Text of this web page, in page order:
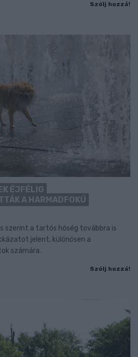
Szólj hozzá!
ÉJFÉLIG
A HARMADFOKÚ
szerint a tartós hőség továbbra is
jelent, különösen a
számára.
Szólj hozzá!